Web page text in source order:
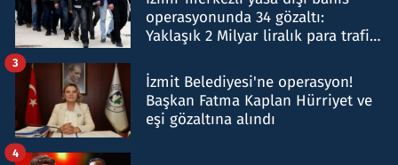
operasyonunda 34 gözaltı:
Yaklaşık 2 Milyar liralık para trafiği
İzmit Belediyesi'ne operasyon!
Başkan Fatma Kaplan Hürriyet ve
eşi gözaltına alındı
3
4